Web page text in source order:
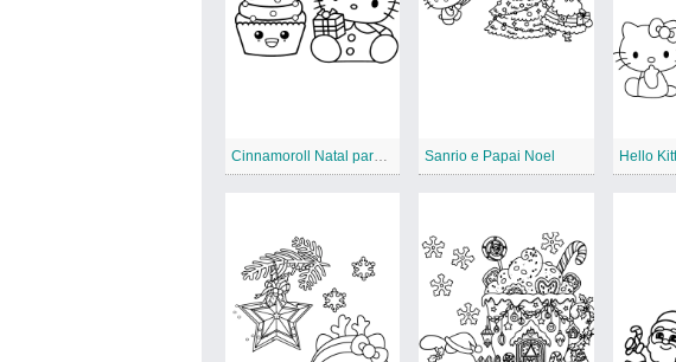
Cinnamoroll Natal para Imprimir Sanrio e Papai Noel